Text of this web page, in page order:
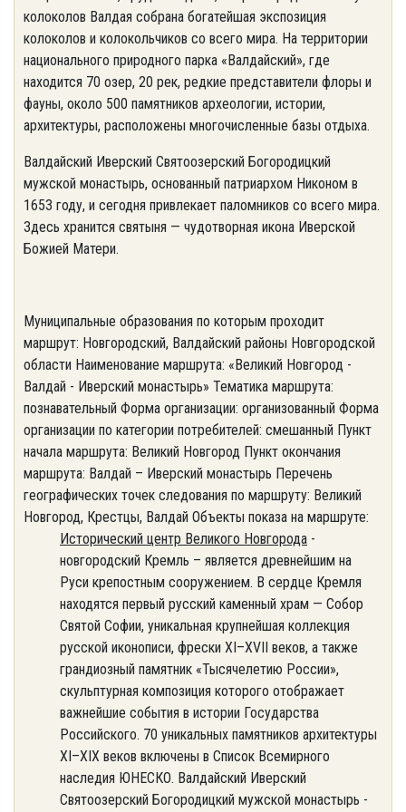
колоколов Валдая собрана богатейшая экспозиция
колоколов и колокольчиков со всего мира. На территории
национального природного парка «Валдайский», где
находится 70 озер, 20 рек, редкие представители флоры и
фауны, около 500 памятников археологии, истории,
архитектуры, расположены многочисленные базы отдыха.
Валдайский Иверский Святоозерский Богородицкий
мужской монастырь, основанный патриархом Никоном в
1653 году, и сегодня привлекает паломников со всего мира.
Здесь хранится святыня — чудотворная икона Иверской
Божией Матери.
Муниципальные образования по которым проходит
маршрут: Новгородский, Валдайский районы Новгородской
области Наименование маршрута: «Великий Новгород -
Валдай - Иверский монастырь» Тематика маршрута:
познавательный Форма организации: организованный Форма
организации по категории потребителей: смешанный Пункт
начала маршрута: Великий Новгород Пункт окончания
маршрута: Валдай – Иверский монастырь Перечень
географических точек следования по маршруту: Великий
Новгород, Крестцы, Валдай Объекты показа на маршруте:
Исторический центр Великого Новгорода -
новгородский Кремль – является древнейшим на
Руси крепостным сооружением. В сердце Кремля
находятся первый русский каменный храм — Собор
Святой Софии, уникальная крупнейшая коллекция
русской иконописи, фрески XI–XVII веков, а также
грандиозный памятник «Тысячелетию России»,
скульптурная композиция которого отображает
важнейшие события в истории Государства
Российского. 70 уникальных памятников архитектуры
XI–XIX веков включены в Список Всемирного
наследия ЮНЕСКО. Валдайский Иверский
Святоозерский Богородицкий мужской монастырь -